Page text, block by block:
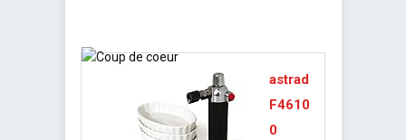
astrad
F4610
0